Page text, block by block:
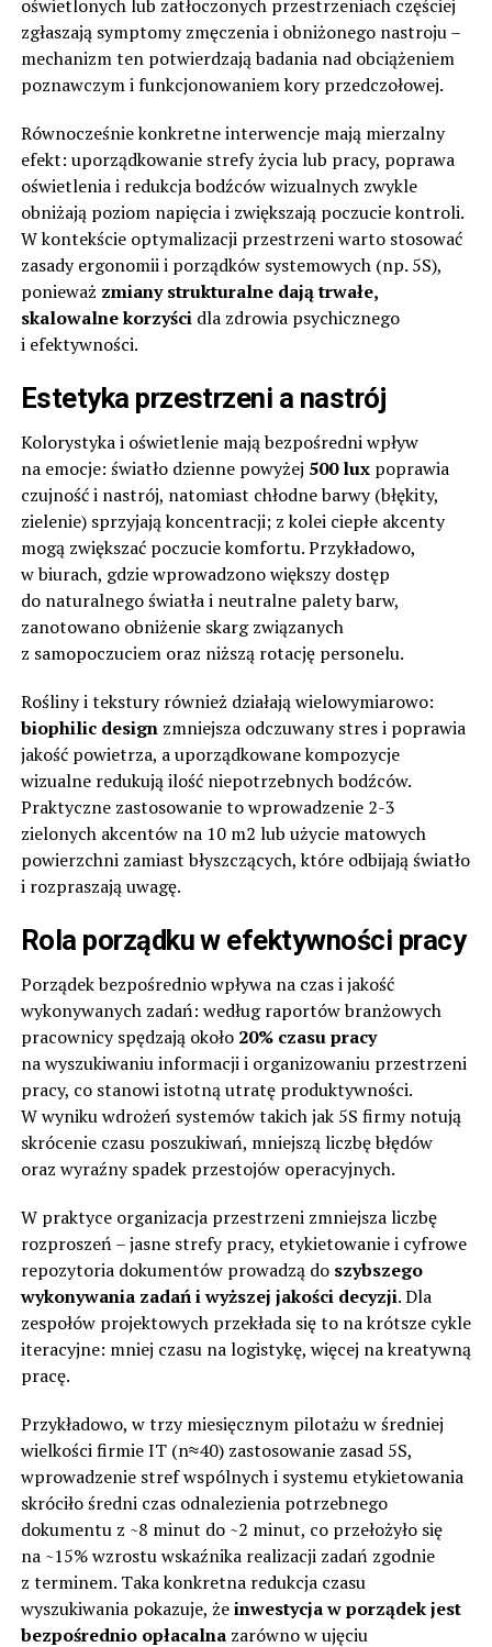
oświetlonych lub zatłoczonych przestrzeniach częściej
zgłaszają symptomy zmęczenia i obniżonego nastroju –
mechanizm ten potwierdzają badania nad obciążeniem
poznawczym i funkcjonowaniem kory przedczołowej.
Równocześnie konkretne interwencje mają mierzalny
efekt: uporządkowanie strefy życia lub pracy, poprawa
oświetlenia i redukcja bodźców wizualnych zwykle
obniżają poziom napięcia i zwiększają poczucie kontroli.
W kontekście optymalizacji przestrzeni warto stosować
zasady ergonomii i porządków systemowych (np. 5S),
ponieważ zmiany strukturalne dają trwałe,
skalowalne korzyścidla zdrowia psychicznego
i efektywności.
Estetyka przestrzeni a nastrój
Kolorystyka i oświetlenie mają bezpośredni wpływ
na emocje: światło dzienne powyżej 500 luxpoprawia
czujność i nastrój, natomiast chłodne barwy (błękity,
zielenie) sprzyjają koncentracji; z kolei ciepłe akcenty
mogą zwiększać poczucie komfortu. Przykładowo,
w biurach, gdzie wprowadzono większy dostęp
do naturalnego światła i neutralne palety barw,
zanotowano obniżenie skarg związanych
z samopoczuciem oraz niższą rotację personelu.
Rośliny i tekstury również działają wielowymiarowo:
biophilic designzmniejsza odczuwany stres i poprawia
jakość powietrza, a uporządkowane kompozycje
wizualne redukują ilość niepotrzebnych bodźców.
Praktyczne zastosowanie to wprowadzenie 2-3
zielonych akcentów na 10 m2 lub użycie matowych
powierzchni zamiast błyszczących, które odbijają światło
i rozpraszają uwagę.
Rola porządku w efektywności pracy
Porządek bezpośrednio wpływa na czas i jakość
wykonywanych zadań: według raportów branżowych
pracownicy spędzają około 20% czasu pracy
na wyszukiwaniu informacji i organizowaniu przestrzeni
pracy, co stanowi istotną utratę produktywności.
W wyniku wdrożeń systemów takich jak 5S firmy notują
skrócenie czasu poszukiwań, mniejszą liczbę błędów
oraz wyraźny spadek przestojów operacyjnych.
W praktyce organizacja przestrzeni zmniejsza liczbę
rozproszeń – jasne strefy pracy, etykietowanie i cyfrowe
repozytoria dokumentów prowadzą do szybszego
wykonywania zadań i wyższej jakości decyzji. Dla
zespołów projektowych przekłada się to na krótsze cykle
iteracyjne: mniej czasu na logistykę, więcej na kreatywną
pracę.
Przykładowo, w trzy miesięcznym pilotażu w średniej
wielkości firmie IT (n≈40) zastosowanie zasad 5S,
wprowadzenie stref wspólnych i systemu etykietowania
skróciło średni czas odnalezienia potrzebnego
dokumentu z ~8 minut do ~2 minut, co przełożyło się
na ~15% wzrostu wskaźnika realizacji zadań zgodnie
z terminem. Taka konkretna redukcja czasu
wyszukiwania pokazuje, żeinwestycja w porządek jest
bezpośrednio opłacalnazarówno w ujęciu